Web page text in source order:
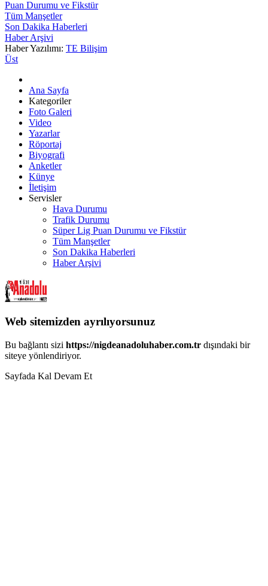
Puan Durumu ve Fikstür
Tüm Manşetler
Son Dakika Haberleri
Haber Arşivi
Haber Yazılımı: TE Bilişim
Üst
Ana Sayfa
Kategoriler
Foto Galeri
Video
Yazarlar
Röportaj
Biyografi
Anketler
Künye
İletişim
Servisler
Hava Durumu
Trafik Durumu
Süper Lig Puan Durumu ve Fikstür
Tüm Manşetler
Son Dakika Haberleri
Haber Arşivi
Web sitemizden ayrılıyorsunuz
Bu bağlantı sizi https://nigdeanadoluhaber.com.tr dışındaki bir
siteye yönlendiriyor.
Sayfada Kal Devam Et